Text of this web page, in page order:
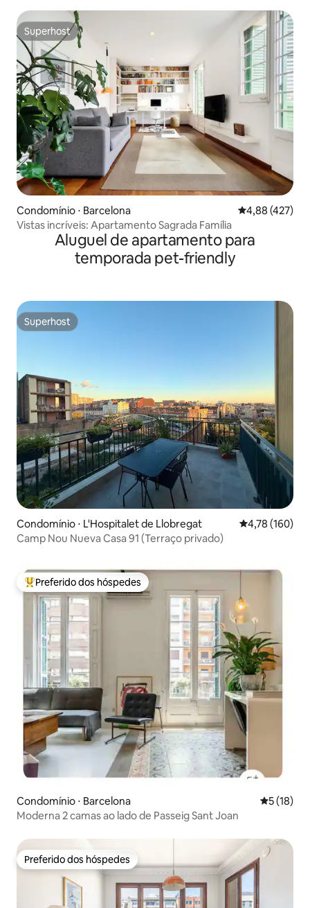
Superhost
Superhost
Condomínio ⋅ Barcelona 4,88 de uma
4,88 (427)
Vistas incríveis: Apartamento Sagrada Família
Aluguel de apartamento para
temporada pet-friendly
Superhost
Superhost
Condomínio ⋅ L'Hospitalet de Llobregat 4,78 de uma
4,78 (160)
Camp Nou Nueva Casa 91 (Terraço privado)
Entre os melhores preferidos dos hóspedes
Preferido dos hóspedes
Condomínio ⋅ Barcelona 5 de uma
5 (18)
Moderna 2 camas ao lado de Passeig Sant Joan
Preferido dos hóspedes
Preferido dos hóspedes